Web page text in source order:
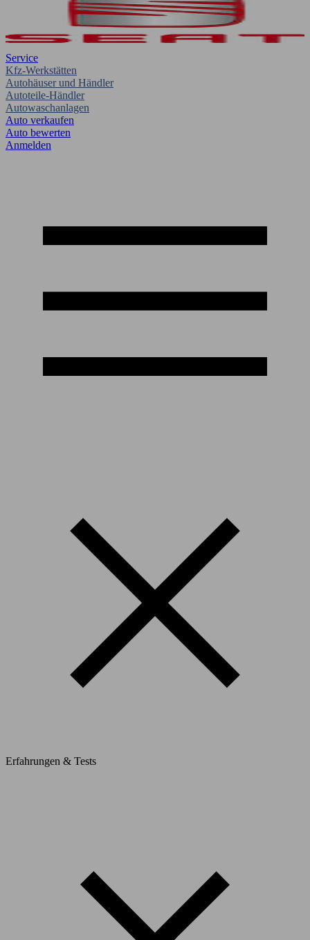
Service
Kfz-Werkstätten
Autohäuser und Händler
Autoteile-Händler
Autowaschanlagen
Auto verkaufen
Auto bewerten
Anmelden
Erfahrungen & Tests